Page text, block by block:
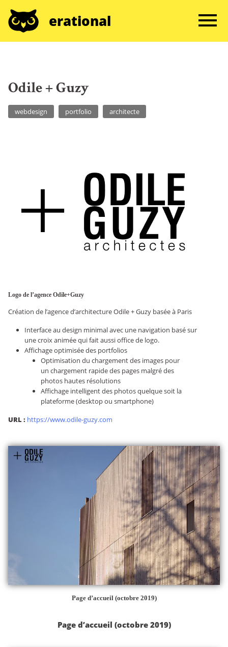
erational
Odile + Guzy
webdesign portfolio architecte
Logo de l’agence Odile+Guzy
Création de l’agence d’architecture Odile + Guzy basée à Paris
Interface au design minimal avec une navigation basé sur
une croix animée qui fait aussi office de logo.
Affichage optimisée des portfolios
Optimisation du chargement des images pour
un chargement rapide des pages malgré des
photos hautes résolutions
Affichage intelligent des photos quelque soit la
plateforme (desktop ou smartphone)
URL : https://www.odile-guzy.com
Page d’accueil (octobre 2019)
Page d’accueil (octobre 2019)